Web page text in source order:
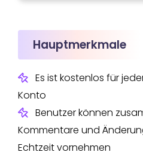
Hauptmerkmale
Es ist kostenlos für
Konto
Benutzer können
Kommentare und
Echtzeit vornehmen